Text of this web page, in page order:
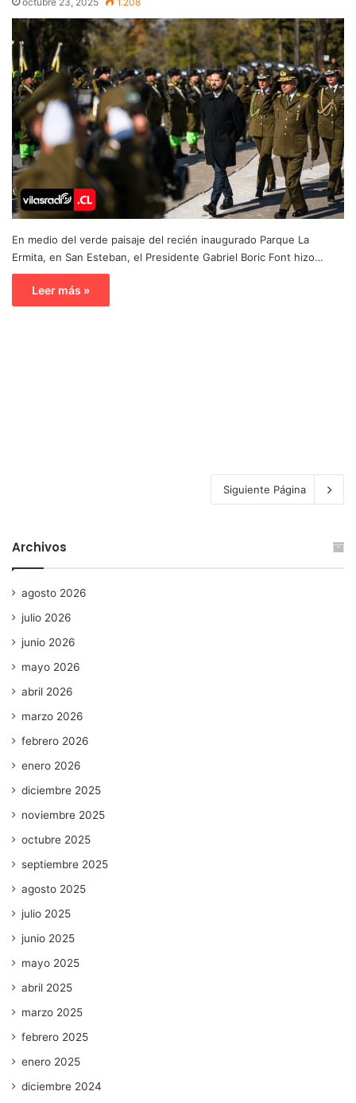
En medio del verde paisaje del recién inaugurado Parque La
Ermita, en San Esteban, el Presidente Gabriel Boric Font hizo…
Leer más »
Siguiente Página
Archivos
agosto 2026
julio 2026
junio 2026
mayo 2026
abril 2026
marzo 2026
febrero 2026
enero 2026
diciembre 2025
noviembre 2025
octubre 2025
septiembre 2025
agosto 2025
julio 2025
junio 2025
mayo 2025
abril 2025
marzo 2025
febrero 2025
enero 2025
diciembre 2024